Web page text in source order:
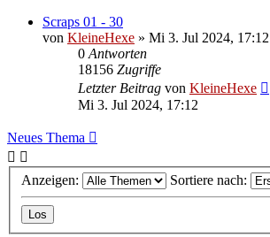
Scraps 01 - 30
von KleineHexe » Mi 3. Jul 2024, 17:12
0 Antworten
18156 Zugriffe
Letzter Beitrag von KleineHexe
Mi 3. Jul 2024, 17:12
Neues Thema
Anzeigen: Sortiere nach: